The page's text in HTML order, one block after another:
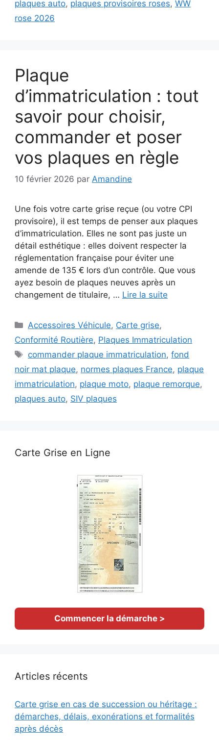
plaques auto, plaques provisoires roses, WW
rose 2026
Plaque
d’immatriculation : tout
savoir pour choisir,
commander et poser
vos plaques en règle
10 février 2026 par Amandine
Une fois votre carte grise reçue (ou votre CPI
provisoire), il est temps de penser aux plaques
d’immatriculation. Elles ne sont pas juste un
détail esthétique : elles doivent respecter la
réglementation française pour éviter une
amende de 135 € lors d’un contrôle. Que vous
ayez besoin de plaques neuves après un
changement de titulaire, … Lire la suite
Catégories
Accessoires Véhicule, Carte grise,
Conformité Routière, Plaques Immatriculation
Étiquettes
commander plaque immatriculation,fond
noir mat plaque, normes plaques France, plaque
immatriculation, plaque moto, plaque remorque,
plaques auto, SIV plaques
Carte Grise en Ligne
Commencer la démarche >
Articles récents
Carte grise en cas de succession ou héritage :
démarches, délais, exonérations et formalités
après décès